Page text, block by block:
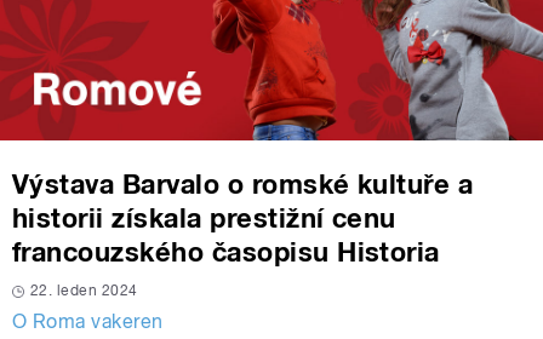
Výstava Barvalo o romské kultuře a
historii získala prestižní cenu
francouzského časopisu Historia
22. leden 2024
O Roma vakeren